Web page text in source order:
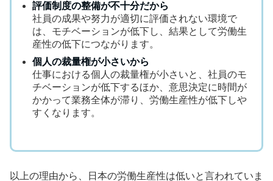
評価制度の整備が不十分だから
社員の成果や努力が適切に評価されない環境で
は、モチベーションが低下し、結果として労働生
産性の低下につながります。
個人の裁量権が小さいから
仕事における個人の裁量権が小さいと、社員のモ
チベーションが低下するほか、意思決定に時間が
かかって業務全体が滞り、労働生産性が低下しや
すくなります。
以上の理由から、日本の労働生産性は低いと言われていま